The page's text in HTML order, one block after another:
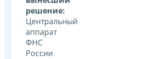
решение:
Центральный
аппарат
ФНС
России